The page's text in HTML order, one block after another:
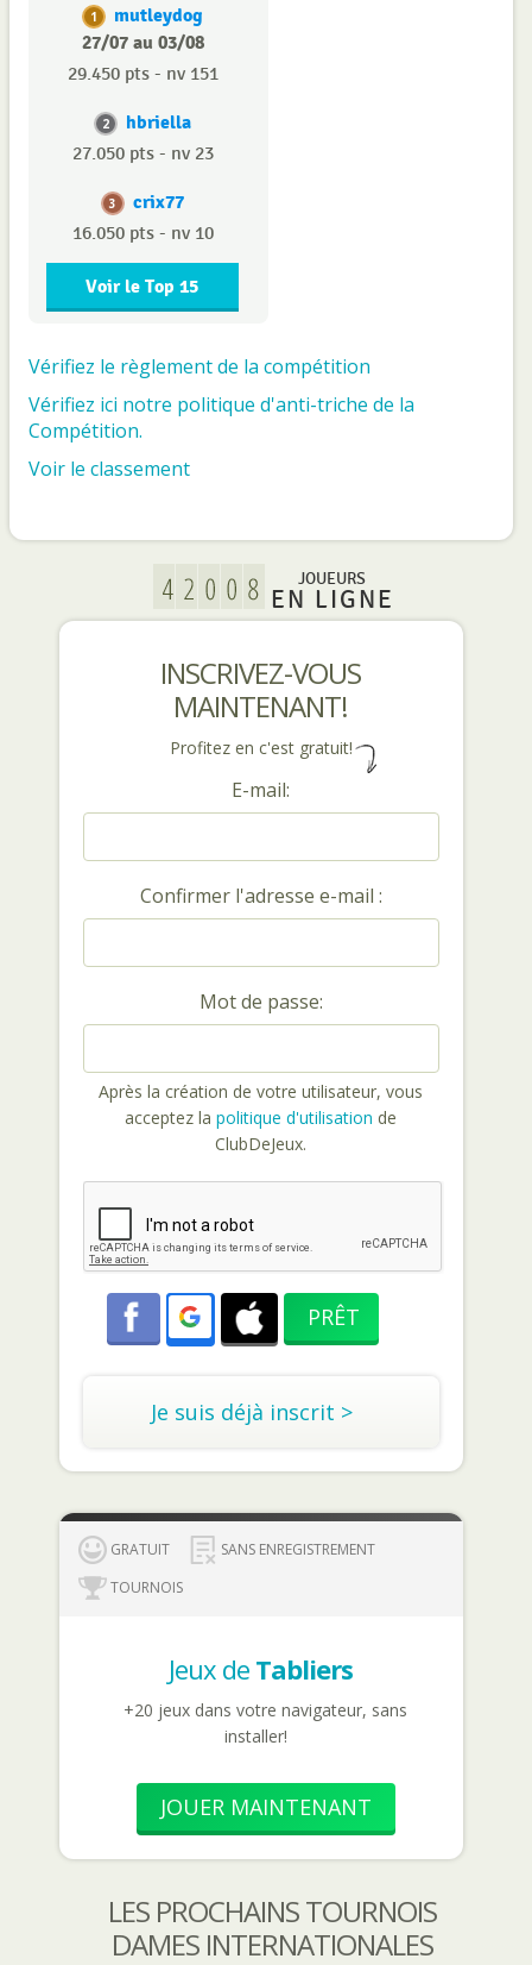
1
mutleydog
27/07 au 03/08
29.450 pts - nv 151
2 hbriella
27.050 pts - nv 23
3 crix77
16.050 pts - nv 10
Voir le Top 15
Vérifiez le règlement de la compétition
Vérifiez ici notre politique d'anti-triche de la
Compétition.
Voir le classement
JOUEURS
EN LIGNE
INSCRIVEZ-VOUS
MAINTENANT!
Profitez en c'est gratuit!
E-mail:
Confirmer l'adresse e-mail :
Mot de passe:
Après la création de votre utilisateur, vous
acceptez la politique d'utilisation de
ClubDeJeux.
Je suis déjà inscrit >
GRATUIT
SANS ENREGISTREMENT
TOURNOIS
Jeux de Tabliers
+20 jeux dans votre navigateur, sans
installer!
JOUER MAINTENANT
LES PROCHAINS TOURNOIS
DAMES INTERNATIONALES